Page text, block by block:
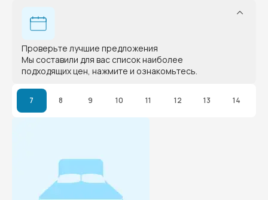
Проверьте лучшие предложения
Мы составили для вас список наиболее
подходящих цен, нажмите и ознакомьтесь.
7 8 9 10 11 12 13 14